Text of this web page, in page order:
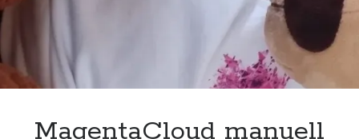
MagentaCloud manuell